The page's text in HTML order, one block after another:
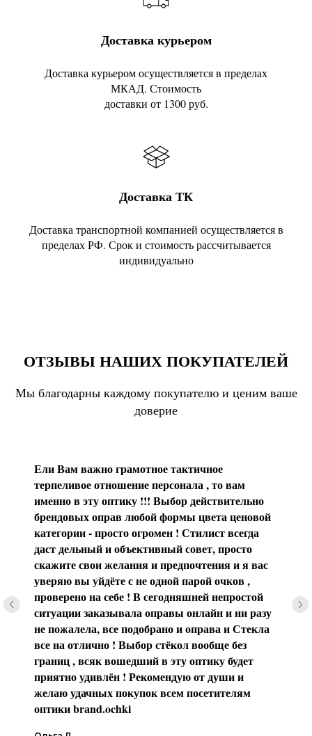
Доставка курьером
Доставка курьером осуществляется в пределах
МКАД. Стоимость
доставки от 1300 руб.
Доставка ТК
Доставка транспортной компанией осуществляется в
пределах РФ. Срок и стоимость рассчитывается
индивидуально
ОТЗЫВЫ НАШИХ ПОКУПАТЕЛЕЙ
Мы благодарны каждому покупателю и ценим ваше
доверие
Ели Вам важно грамотное тактичное
терпеливое отношение персонала , то вам
именно в эту оптику !!! Выбор действительно
брендовых оправ любой формы цвета ценовой
категории - просто огромен ! Стилист всегда
даст дельный и объективный совет, просто
скажите свои желания и предпочтения и я вас
уверяю вы уйдёте с не одной парой очков ,
проверено на себе ! В сегодняшней непростой
ситуации заказывала оправы онлайн и ни разу
не пожалела, все подобрано и оправа и Стекла
все на отлично ! Выбор стёкол вообще без
границ , всяк вошедший в эту оптику будет
приятно удивлён ! Рекомендую от души и
желаю удачных покупок всем посетителям
оптики brаnd.ochki